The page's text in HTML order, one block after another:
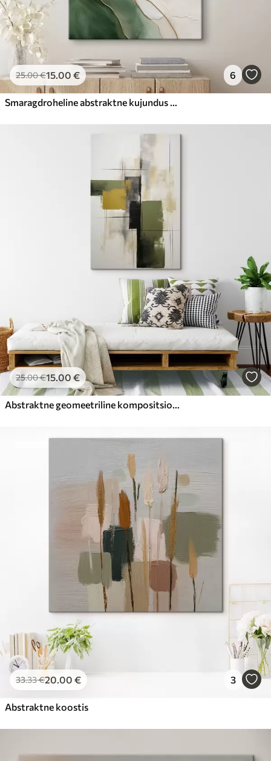
25.00€15.00 € 6
Smaragdroheline abstraktne kujundus peenete kollaste joontega
25.00€15.00 €
Abstraktne geomeetriline kompositsioon
33.33€20.00 € 3
Abstraktne koostis